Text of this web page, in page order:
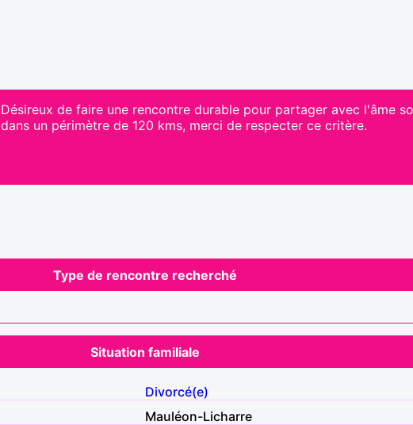
Désireux de faire une rencontre durable pour partager avec l'âme
dans un périmètre de 120 kms, merci de respecter ce critère.
Type de rencontre recherché
Situation familiale
Divorcé(e)
Mauléon-Licharre